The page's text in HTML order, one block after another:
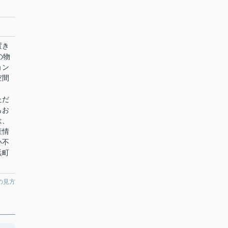
物
ン
だ
お
情
不
町
見方